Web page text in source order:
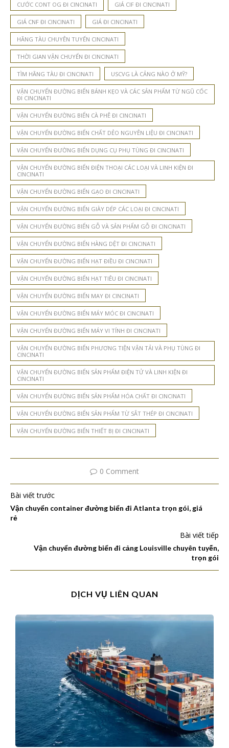
CƯỚC CONT OG ĐI CINCINATI GIÁ CIF ĐI CINCINATI
GIÁ CNF ĐI CINCINATI GIÁ ĐI CINCINATI
HÃNG TÀU CHUYÊN TUYẾN CINCINATI
THỜI GIAN VẬN CHUYỂN ĐI CINCINATI
TÌM HÃNG TÀU ĐI CINCINATI USCVG LÀ CẢNG NÀO Ở MỸ?
VẬN CHUYỂN ĐƯỜNG BIỂN BÁNH KẸO VÀ CÁC SẢN PHẨM TỪ NGŨ CỐC
ĐI CINCINATI
VẬN CHUYỂN ĐƯỜNG BIỂN CÀ PHÊ ĐI CINCINATI
VẬN CHUYỂN ĐƯỜNG BIỂN CHẤT DẺO NGUYÊN LIỆU ĐI CINCINATI
VẬN CHUYỂN ĐƯỜNG BIỂN DỤNG CỤ PHỤ TÙNG ĐI CINCINATI
VẬN CHUYỂN ĐƯỜNG BIỂN ĐIỆN THOẠI CÁC LOẠI VÀ LINH KIỆN ĐI
CINCINATI
VẬN CHUYỂN ĐƯỜNG BIỂN GẠO ĐI CINCINATI
VẬN CHUYỂN ĐƯỜNG BIỂN GIÀY DÉP CÁC LOẠI ĐI CINCINATI
VẬN CHUYỂN ĐƯỜNG BIỂN GỖ VÀ SẢN PHẨM GỖ ĐI CINCINATI
VẬN CHUYỂN ĐƯỜNG BIỂN HÀNG DỆT ĐI CINCINATI
VẬN CHUYỂN ĐƯỜNG BIỂN HẠT ĐIỀU ĐI CINCINATI
VẬN CHUYỂN ĐƯỜNG BIỂN HẠT TIÊU ĐI CINCINATI
VẬN CHUYỂN ĐƯỜNG BIỂN MAY ĐI CINCINATI
VẬN CHUYỂN ĐƯỜNG BIỂN MÁY MÓC ĐI CINCINATI
VẬN CHUYỂN ĐƯỜNG BIỂN MÁY VI TÍNH ĐI CINCINATI
VẬN CHUYỂN ĐƯỜNG BIỂN PHƯƠNG TIỆN VẬN TẢI VÀ PHỤ TÙNG ĐI
CINCINATI
VẬN CHUYỂN ĐƯỜNG BIỂN SẢN PHẨM ĐIỆN TỬ VÀ LINH KIỆN ĐI
CINCINATI
VẬN CHUYỂN ĐƯỜNG BIỂN SẢN PHẨM HÓA CHẤT ĐI CINCINATI
VẬN CHUYỂN ĐƯỜNG BIỂN SẢN PHẨM TỪ SẮT THÉP ĐI CINCINATI
VẬN CHUYỂN ĐƯỜNG BIỂN THIẾT BỊ ĐI CINCINATI
0 Comment
Bài viết trước
Vận chuyển container đường biển đi Atlanta trọn gói, giá
rẻ
Bài viết tiếp
Vận chuyển đường biển đi cảng Louisville chuyên tuyến,
trọn gói
DỊCH VỤ LIÊN QUAN